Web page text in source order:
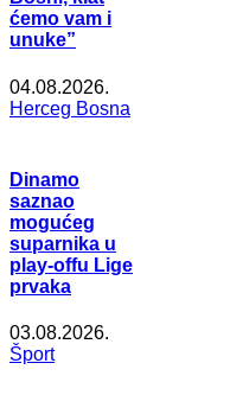
ćemo vam i
unuke”
04.08.2026.
Herceg Bosna
Dinamo
saznao
mogućeg
suparnika u
play-offu Lige
prvaka
03.08.2026.
Šport